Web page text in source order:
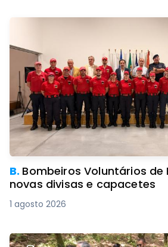
B. Bombeiros Voluntários
novas divisas e capacetes
1 agosto 2026